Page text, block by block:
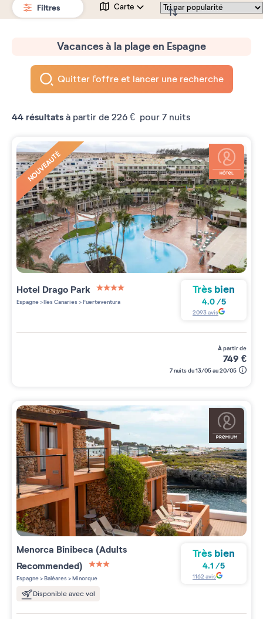
Filtres Carte
Vacances à la plage en Espagne
Quitter l'offre et lancer une recherche
44 résultats à partir de 226 € pour 7 nuits
NOUVEAUTÉ
Hotel Drago Park
4 étoiles sur 5
Espagne>Iles Canaries>Fuerteventura
Très bien
4.0/5
2093avis
à partir de
749 €
7 nuits du 13/05 au 20/05
Menorca Binibeca (Adults
Recommended)
3 étoiles sur 5
Espagne>Baléares>Minorque
Disponible avec vol
Très bien
4.1 /5
1162 avis